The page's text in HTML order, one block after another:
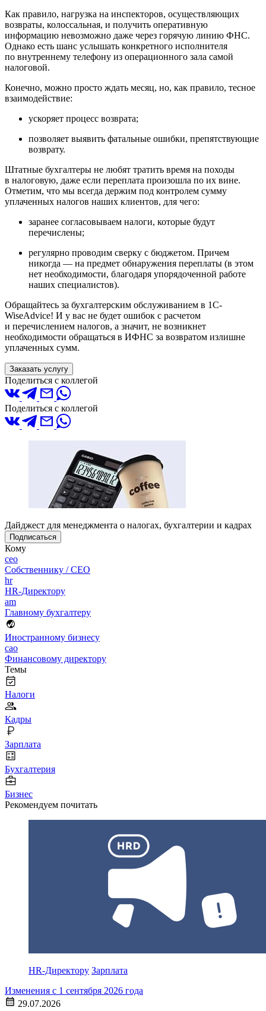
Как правило, нагрузка на инспекторов, осуществляющих
возвраты, колоссальная, и получить оперативную
информацию невозможно даже через горячую линию ФНС.
Однако есть шанс услышать конкретного исполнителя
по внутреннему телефону из операционного зала самой
налоговой.
Конечно, можно просто ждать месяц, но, как правило, тесное
взаимодействие:
ускоряет процесс возврата;
позволяет выявить фатальные ошибки, препятствующие
возврату.
Штатные бухгалтеры не любят тратить время на походы
в налоговую, даже если переплата произошла по их вине.
Отметим, что мы всегда держим под контролем сумму
уплаченных налогов наших клиентов, для чего:
заранее согласовываем налоги, которые будут
перечислены;
регулярно проводим сверку с бюджетом. Причем
никогда — на предмет обнаружения переплаты (в этом
нет необходимости, благодаря упорядоченной работе
наших специалистов).
Обращайтесь за бухгалтерским обслуживанием в 1С-
WiseAdvice! И у вас не будет ошибок с расчетом
и перечислением налогов, а значит, не возникнет
необходимости обращаться в ИФНС за возвратом излишне
уплаченных сумм.
Заказать услугу
Поделиться с коллегой
Поделиться с коллегой
Дайджест для менеджмента о налогах, бухгалтерии и кадрах
Подписаться
Кому
ceo
Собственнику / CEO
hr
HR-Директору
am
Главному бухгалтеру
Иностранному бизнесу
cao
Финансовому директору
Темы
Налоги
Кадры
Зарплата
Бухгалтерия
Бизнес
Рекомендуем почитать
HR-Директору Зарплата
Изменения с 1 сентября 2026 года
29.07.2026